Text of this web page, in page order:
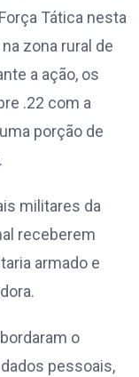
Tática nesta
zona rural de
a ação, os
.22 com a
porção de
militares da
receberem
armado e
o
pessoais,